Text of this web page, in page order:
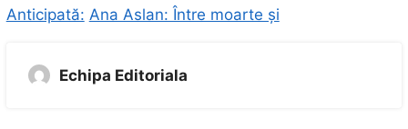
Anticipată: Ana Aslan: Între moarte și
Echipa Editoriala